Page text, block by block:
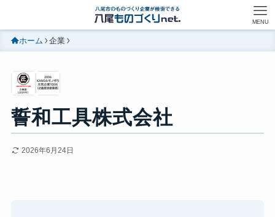
MENU
ホーム 企業
誓和工具株式会社
2026年6月24日